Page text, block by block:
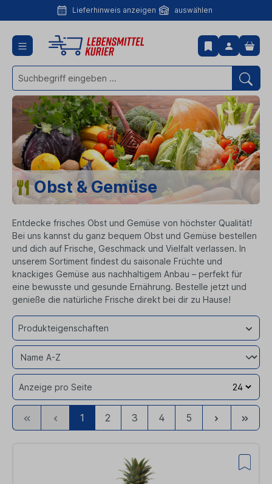
Lieferhinweis
Lieferhinweis anzeigen auswählen
Obst & Gemüse
Entdecke frisches Obst und Gemüse von höchster Qualität!
Bei uns kannst du ganz bequem Obst und Gemüse bestellen
und dich auf Frische, Geschmack und Vielfalt verlassen. In
unserem Sortiment findest du saisonale Früchte und
knackiges Gemüse aus nachhaltigem Anbau – perfekt für
eine bewusste und gesunde Ernährung. Bestelle jetzt und
genieße die natürliche Frische direkt bei dir zu Hause!
Produkteigenschaften
Anzeige pro Seite
Zur
ersten
Zurück1 2 3 4 5 Weiter
Zur
letzten